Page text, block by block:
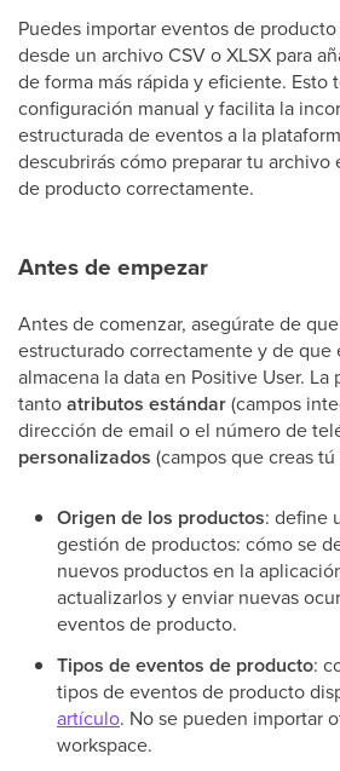
Puedes importar eventos de
desde un archivo CSV o XLSX para
de forma más rápida y eficiente. Esto
configuración manual y facilita la
estructurada de eventos a la
descubrirás cómo preparar tu
de producto correctamente.
Antes de empezar
Antes de comenzar, asegúrate de
estructurado correctamente y de que
almacena la data en Positive User.
tantoatributos estándar(campos
dirección de email o el número de
personalizados (campos que creas tú
Origen de los productos: define
gestión de productos: cómo se
nuevos productos en la
actualizarlos y enviar nuevas
eventos de producto.
Tipos de eventos de producto:
tipos de eventos de producto
artículo. No se pueden importar
workspace.